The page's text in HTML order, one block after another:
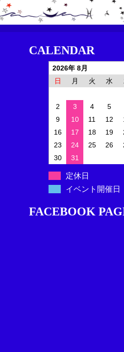
CALENDAR
2026年 8月
日
月 火 水
2
3 4 5
9
10 11 12
16
17 18 19
23
24 25 26
30
31
定休日
イベント開催日
FACEBOOK